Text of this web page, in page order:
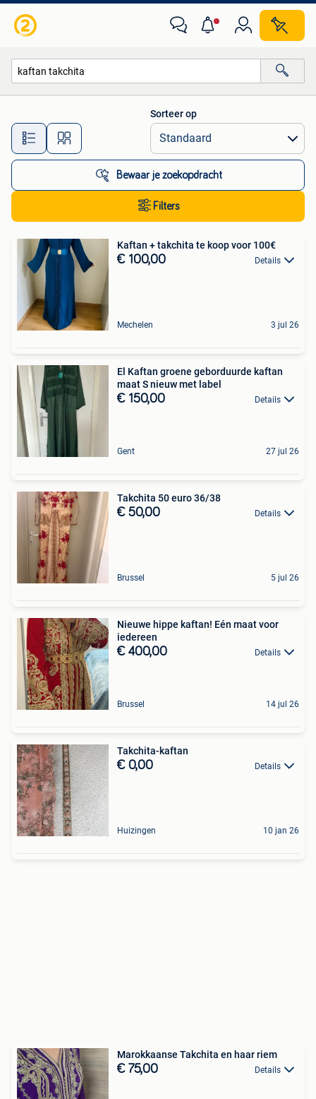
Alle afstanden…
Sorteer op
Bewaar je zoekopdracht
Filters
Kaftan + takchita te koop voor 100€
€ 100,00 Details
Mechelen 3 jul 26
El Kaftan groene geborduurde kaftan
maat S nieuw met label
€ 150,00 Details
Gent 27 jul 26
Takchita 50 euro 36/38
€ 50,00 Details
Brussel 5 jul 26
Nieuwe hippe kaftan! Eén maat voor
iedereen
€ 400,00 Details
Brussel 14 jul 26
Takchita-kaftan
€ 0,00 Details
Huizingen 10 jan 26
Marokkaanse Takchita en haar riem
€ 75,00 Details